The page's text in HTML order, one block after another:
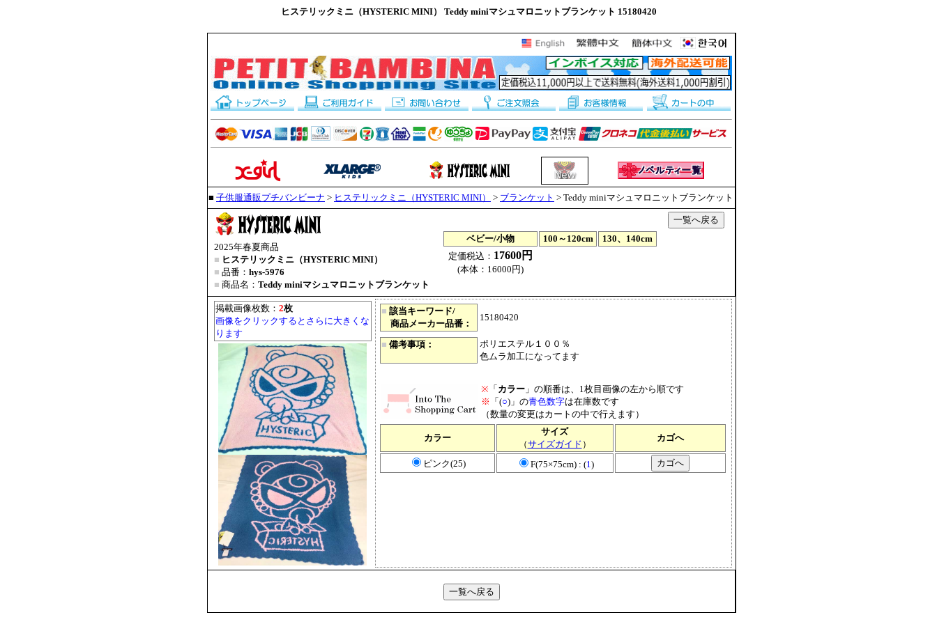
ヒステリックミニ（HYSTERIC MINI） Teddy miniマシュマロニットブランケット 15180420
■ 子供服通販プチバンビーナ > ヒステリックミニ（HYSTERIC MINI） > ブランケット > Teddy miniマシュマロニットブランケット
ベビー/小物 100～120cm
130、140cm
定価税込： 17600円
(本体：16000円)
2025年春夏商品
■ ヒステリックミニ（HYSTERIC MINI）
■ 品番： hys-5976
■ 商品名： Teddy miniマシュマロニットブランケット
掲載画像枚数： 2枚
画像をクリックするとさらに大きくな
ります
■ 該当キーワード/
商品メーカー品番：
15180420
■ 備考事項：
ポリエステル１００％
色ムラ加工になってます
※「 カラー」の順番は、1枚目画像の左から順です
※ 「(○)」の青色数字は在庫数です
（数量の変更はカートの中で行えます）
カラー
サイズ
（サイズガイド ）
カゴへ
ピンク(25) F(75×75cm) : (1)